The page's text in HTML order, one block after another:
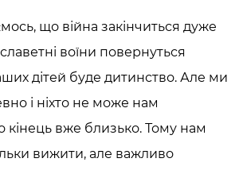
що війна закінчиться дуже
воїни повернуться
дітей буде дитинство. Але ми
і ніхто не може нам
кінець вже близько. Тому нам
вижити, але важливо